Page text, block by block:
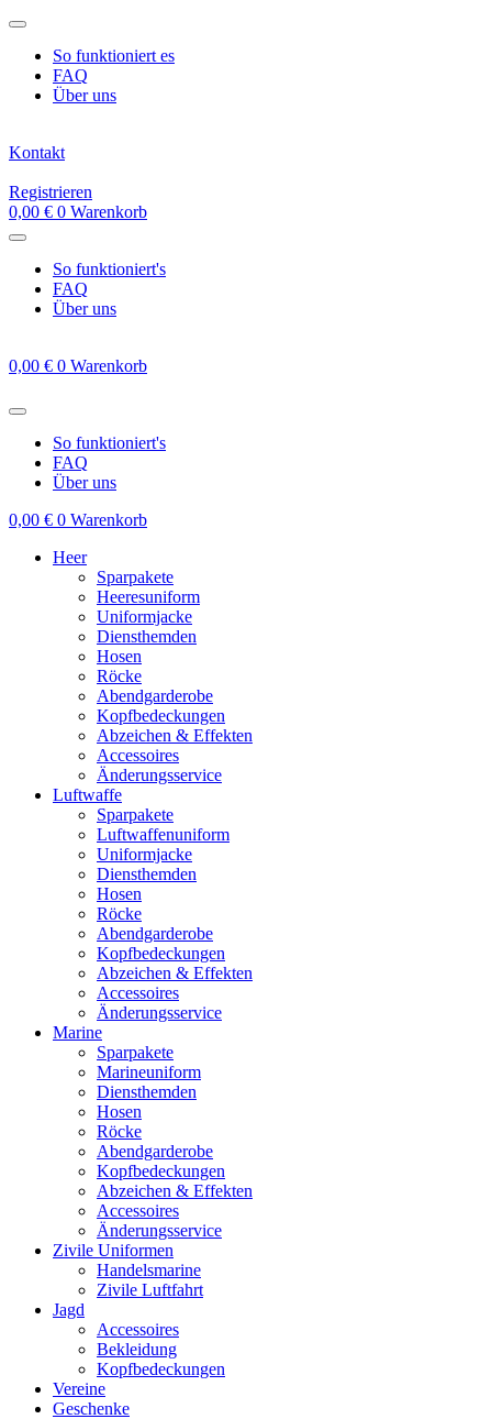
Zum
springenSo funktioniert es
FAQ
Über uns
Kontakt
Registrieren
0,00 € 0 Warenkorb
So funktioniert's
FAQ
Über uns
0,00 € 0 Warenkorb
So funktioniert's
FAQ
Über uns
0,00 € 0 Warenkorb
Heer
Sparpakete
Heeresuniform
Uniformjacke
Diensthemden
Hosen
Röcke
Abendgarderobe
Kopfbedeckungen
Abzeichen & Effekten
Accessoires
Änderungsservice
Luftwaffe
Sparpakete
Luftwaffenuniform
Uniformjacke
Diensthemden
Hosen
Röcke
Abendgarderobe
Kopfbedeckungen
Abzeichen & Effekten
Accessoires
Änderungsservice
Marine
Sparpakete
Marineuniform
Diensthemden
Hosen
Röcke
Abendgarderobe
Kopfbedeckungen
Abzeichen & Effekten
Accessoires
Änderungsservice
Zivile Uniformen
Handelsmarine
Zivile Luftfahrt
Jagd
Accessoires
Bekleidung
Kopfbedeckungen
Vereine
Geschenke